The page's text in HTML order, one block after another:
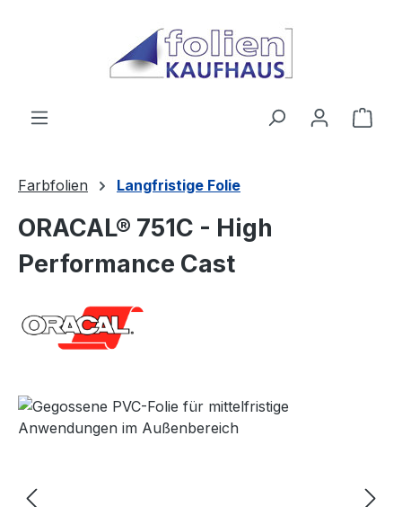
Farbfolien Langfristige Folie
ORACAL® 751C - High
Performance Cast
Bildergalerie überspringen